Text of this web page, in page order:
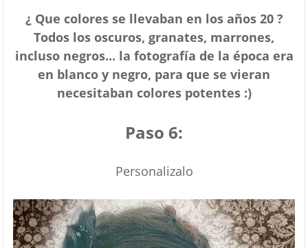
¿ Que colores se llevaban en los años 20 ?
Todos los oscuros, granates, marrones,
incluso negros... la fotografía de la época era
en blanco y negro, para que se vieran
necesitaban colores potentes :)
Paso 6:
Personalizalo